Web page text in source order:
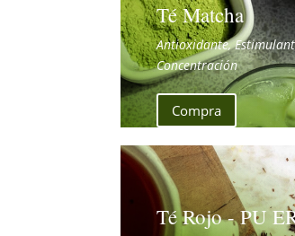
Té Matcha
Antioxidante,
Concentración
Compra
Té Rojo - PU